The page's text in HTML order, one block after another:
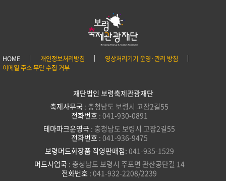
HOME 개인정보처리방침
영상처리기기 운영·관리 방침
이메일 주소 무단 수집 거부
재단법인 보령축제관광재단
축제사무국 : 충청남도 보령시 고잠2길55
전화번호 : 041-930-0891
테마파크운영국 : 충청남도 보령시 고잠2길55
전화번호 : 041-936-9475
보령머드화장품 직영판매점: 041-935-1529
머드사업국 : 충청남도 보령시 주포면 관산공단길 14
전화번호 : 041-932-2208/2239